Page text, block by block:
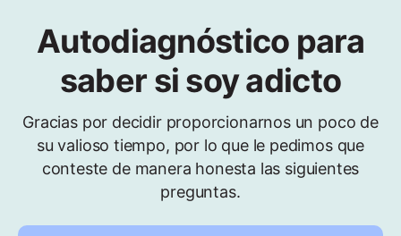
Autodiagnóstico para
saber si soy adicto
Gracias por decidir proporcionarnos un poco de
su valioso tiempo, por lo que le pedimos que
conteste de manera honesta las siguientes
preguntas.